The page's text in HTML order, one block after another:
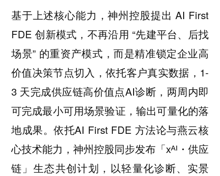
基于上述核心能力，神州控股提出 AI First
FDE 创新模式，不再沿用 “先建平台、后找
场景” 的重资产模式，而是精准锁定企业高
价值决策节点切入，依托客户真实数据，1-
3 天完成供应链高价值点AI诊断，两周内即
可完成最小可用场景验证，输出可量化的落
地成果。依托AI First FDE 方法论与燕云核
心技术能力，神州控股同步发布「xᴬᴵ・供应
链」生态共创计划，以轻量化诊断、实景